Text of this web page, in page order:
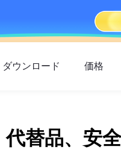
ダウンロード 価格
替品、安